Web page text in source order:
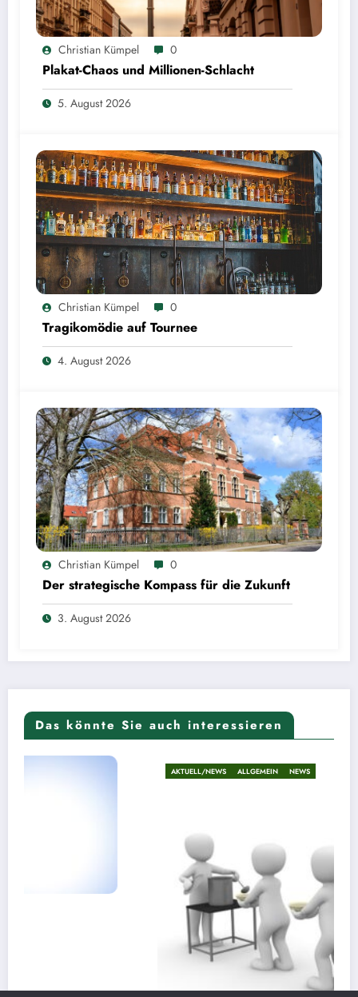
Christian Kümpel 0
Plakat-Chaos und Millionen-Schlacht
5. August 2026
Christian Kümpel 0
Tragikomödie auf Tournee
4. August 2026
Christian Kümpel 0
Der strategische Kompass für die Zukunft
3. August 2026
Das könnte Sie auch interessieren
ALLGEMEIN NEWS